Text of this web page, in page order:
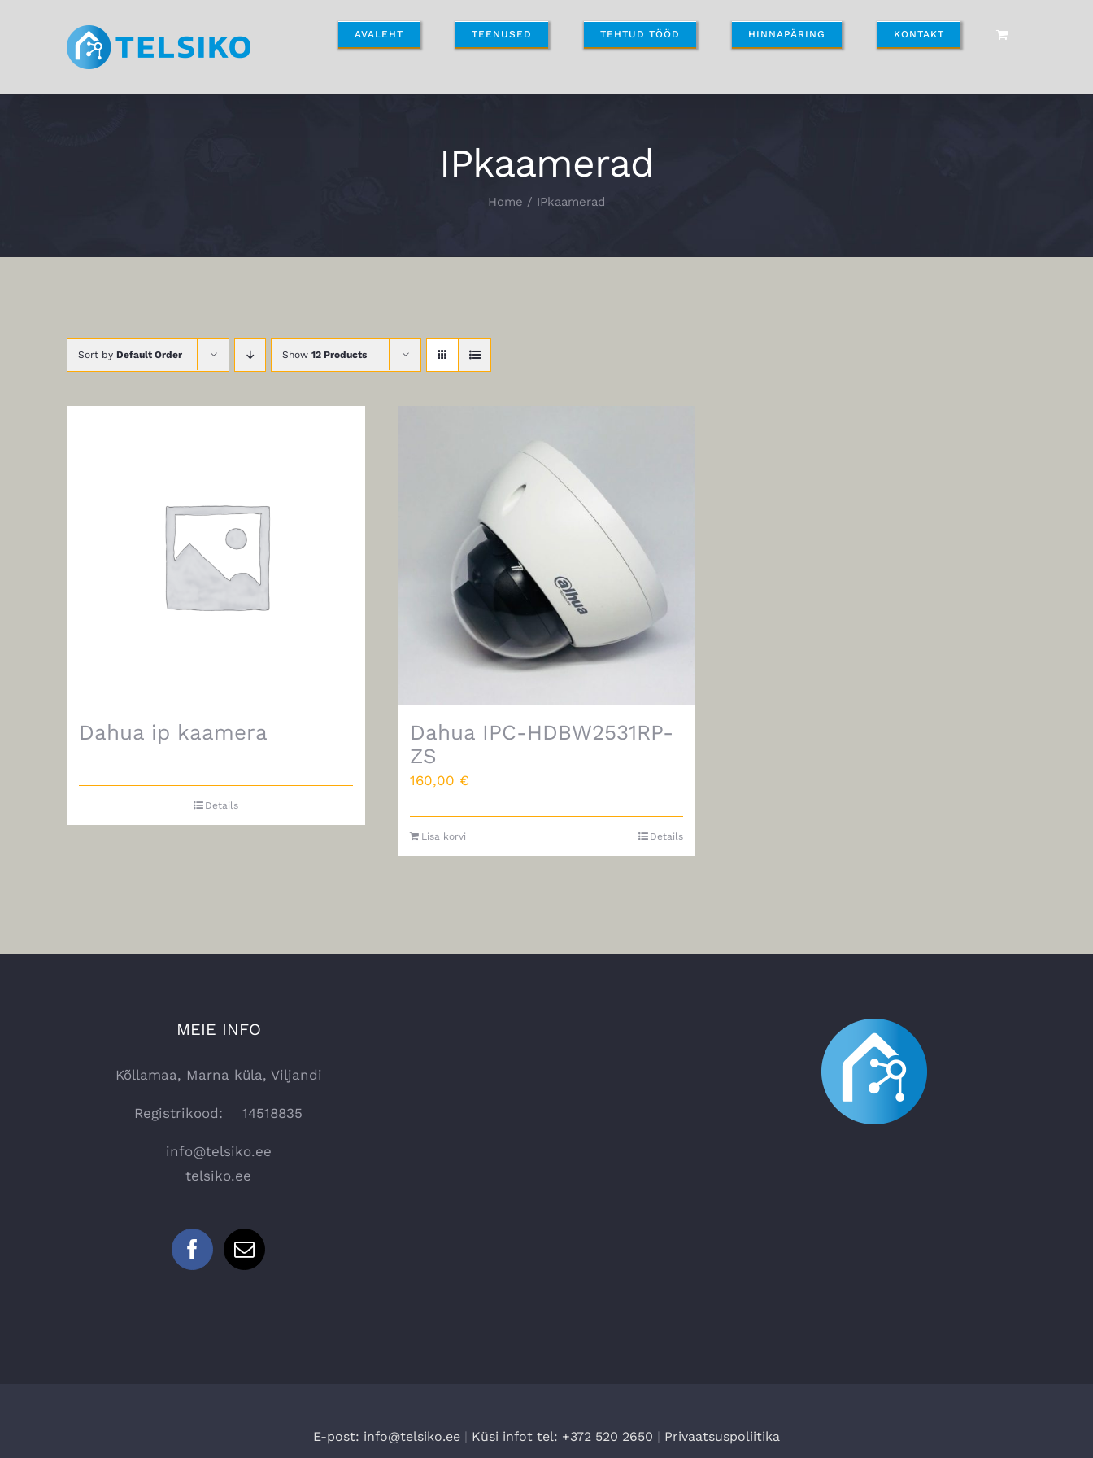
AVALEHT TEENUSED TEHTUD TÖÖD HINNAPÄRING KONTAKT
IPkaamerad
Home IPkaamerad
Sort by Default Order Show 12 Products
Dahua ip kaamera
Details
Dahua IPC-HDBW2531RP-
ZS
160,00 €
Lisa korvi Details
MEIE INFO
Kõllamaa, Marna küla, Viljandi
Registrikood: 14518835
info@telsiko.ee
telsiko.ee
E-post: info@telsiko.ee | Küsi infot tel: +372 520 2650 | Privaatsuspoliitika